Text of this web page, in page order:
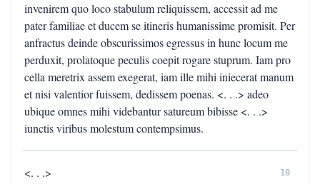
invenirem quo loco stabulum reliquissem, accessit ad me
pater familiae et ducem se itineris humanissime promisit. Per
anfractus deinde obscurissimos egressus in hunc locum me
perduxit, prolatoque peculis coepit rogare stuprum. Iam pro
cella meretrix assem exegerat, iam ille mihi iniecerat manum
et nisi valentior fuissem, dedissem poenas. <. . .> adeo
ubique omnes mihi videbantur satureum bibisse <. . .>
iunctis viribus molestum contempsimus.
<. . .> 10